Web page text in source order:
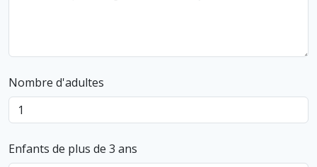
Nombre d'adultes
Enfants de plus de 3 ans